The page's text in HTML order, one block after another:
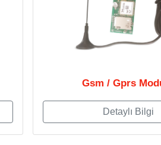
Gsm / Gprs
Detaylı Bilgi